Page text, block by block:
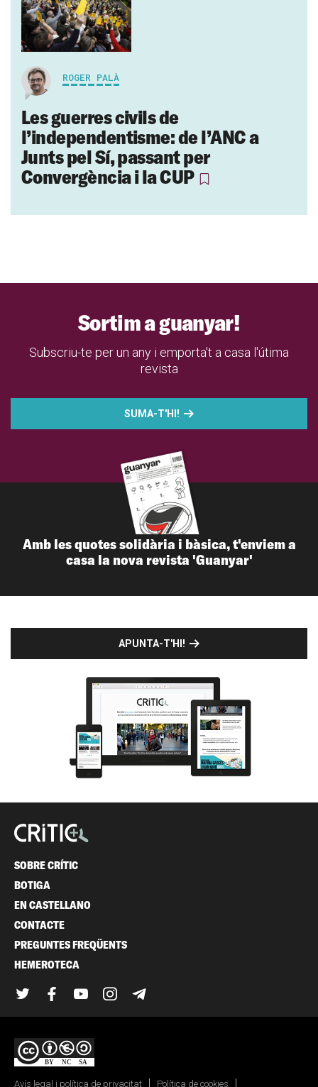
ROGER PALÀ
Les guerres civils de
l’independentisme: de l’ANC a
Junts pel Sí, passant per
Convergència i la CUP
Sortim a guanyar!
Subscriu-te per un any i emporta't a casa l'útima
revista
SUMA-T'HI!
Amb les quotes solidària i bàsica, t'enviem a
casa la nova revista 'Guanyar'
APUNTA-T'HI!
SOBRE CRÍTIC
BOTIGA
EN CASTELLANO
CONTACTE
PREGUNTES FREQÜENTS
HEMEROTECA
TwitterFacebook
YouTubeInstagram
Avís legal i política de privacitat Política de cookies